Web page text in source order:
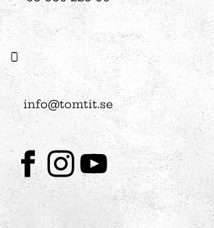
info@tomtit.se